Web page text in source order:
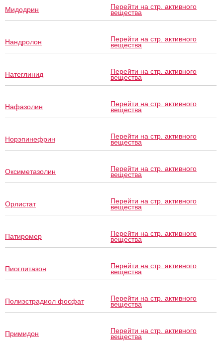
Мидодрин Перейти на стр. активного
вещества
Нандролон Перейти на стр. активного
вещества
Натеглинид Перейти на стр. активного
вещества
Нафазолин Перейти на стр. активного
вещества
Норэпинефрин Перейти на стр. активного
вещества
Оксиметазолин Перейти на стр. активного
вещества
Орлистат Перейти на стр. активного
вещества
Патиромер Перейти на стр. активного
вещества
Пиоглитазон Перейти на стр. активного
вещества
Полиэстрадиол фосфат Перейти на стр. активного
вещества
Примидон Перейти на стр. активного
вещества